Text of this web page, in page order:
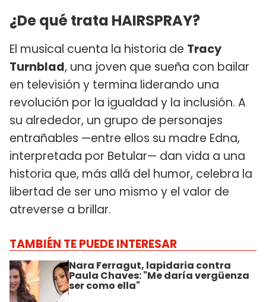
¿De qué trata HAIRSPRAY?
El musical cuenta la historia de Tracy
Turnblad, una joven que sueña con bailar
en televisión y termina liderando una
revolución por la igualdad y la inclusión. A
su alrededor, un grupo de personajes
entrañables —entre ellos su madre Edna,
interpretada por Betular— dan vida a una
historia que, más allá del humor, celebra la
libertad de ser uno mismo y el valor de
atreverse a brillar.
TAMBIÉN TE PUEDE INTERESAR
Nara Ferragut, lapidaria contra
Paula Chaves: "Me daría vergüenza
ser como ella"